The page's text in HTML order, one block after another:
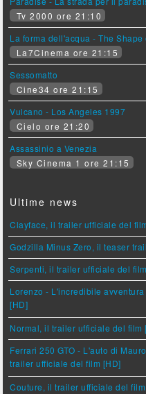
Tv 2000 ore 21:10
La forma dell'acqua - The Shape
La7Cinema ore 21:15
Sessomatto
Cine34 ore 21:15
Vulcano - Los Angeles 1997
Cielo ore 21:20
Assassinio a Venezia
Sky Cinema 1 ore 21:15
Ultime news
Clayface, il trailer ufficiale del
Godzilla Minus Zero, il teaser
Serpenti, il trailer ufficiale del
Lorenzo - L'incredibile
[HD]
Normal, il trailer ufficiale del film
Ferrari 250 GTO - L'auto di
trailer ufficiale del film [HD]
Couture, il trailer ufficiale del